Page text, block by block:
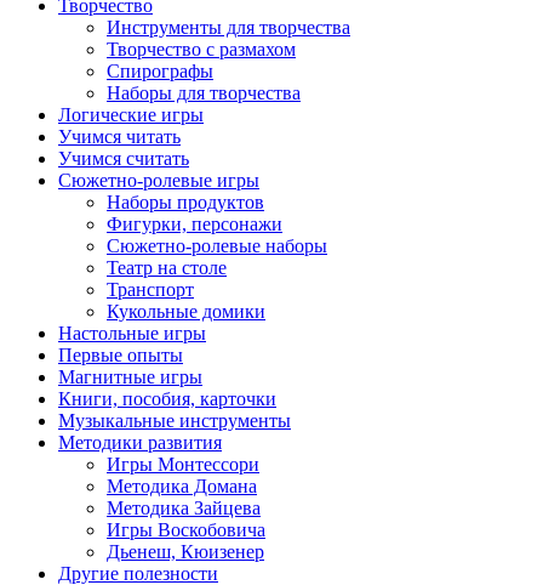
Творчество
Инструменты для творчества
Творчество с размахом
Спирографы
Наборы для творчества
Логические игры
Учимся читать
Учимся считать
Сюжетно-ролевые игры
Наборы продуктов
Фигурки, персонажи
Сюжетно-ролевые наборы
Театр на столе
Транспорт
Кукольные домики
Настольные игры
Первые опыты
Магнитные игры
Книги, пособия, карточки
Музыкальные инструменты
Методики развития
Игры Монтессори
Методика Домана
Методика Зайцева
Игры Воскобовича
Дьенеш, Кюизенер
Другие полезности